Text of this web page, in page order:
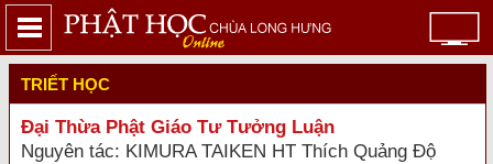
TRIẾT HỌC
Đại Thừa Phật Giáo Tư Tưởng Luận
Nguyên tác: KIMURA TAIKEN HT Thích Quảng Độ